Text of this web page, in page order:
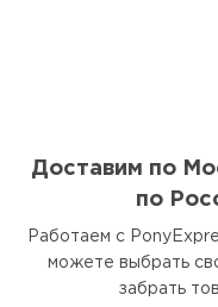
Доставим по
по
Работаем с
можете выбрать
забрать